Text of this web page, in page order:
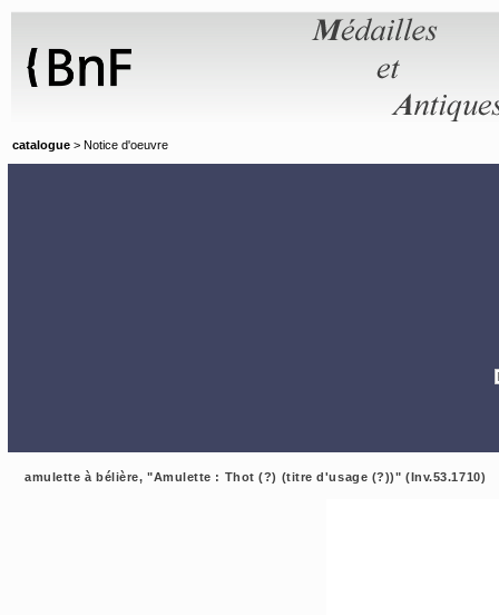
catalogue > Notice d'oeuvre
amulette à bélière, "Amulette : Thot (?) (titre d'usage (?))" (Inv.53.1710)